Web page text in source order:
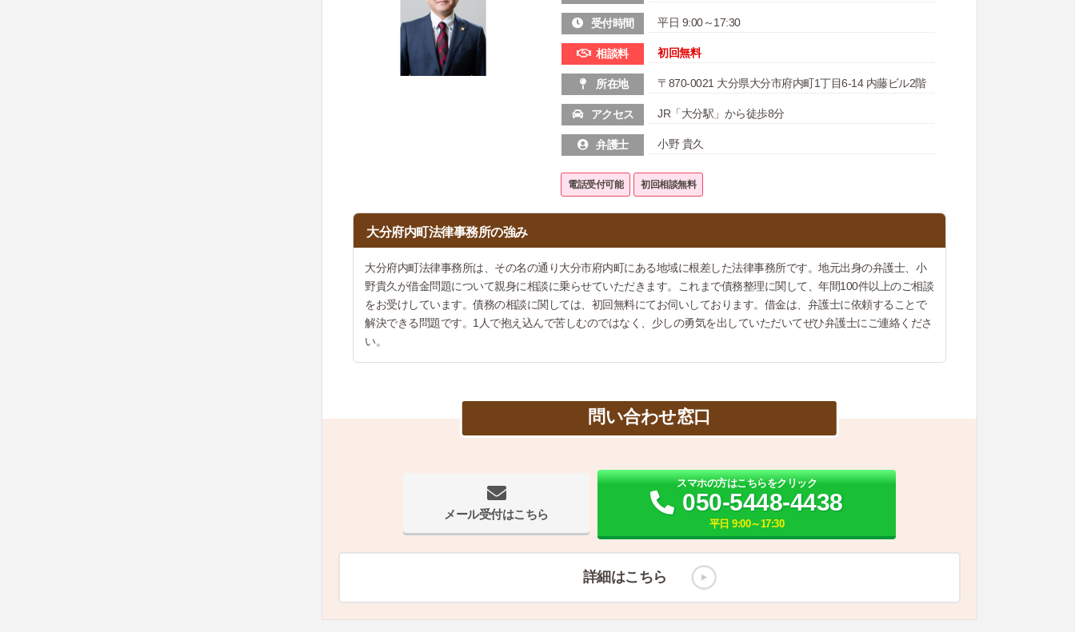
受付時間 平日 9:00～17:30
相談料 初回無料
所在地 〒870-0021 大分県大分市府内町1丁目6-14 内藤ビル2階
アクセス JR「大分駅」から徒歩8分
弁護士 小野 貴久
電話受付可能 初回相談無料
大分府内町法律事務所の強み
大分府内町法律事務所は、その名の通り大分市府内町にある地域に根差した法律事務所です。地元出身の弁護士、小
野貴久が借金問題について親身に相談に乗らせていただきます。これまで債務整理に関して、年間100件以上のご相談
をお受けしています。債務の相談に関しては、初回無料にてお伺いしております。借金は、弁護士に依頼することで
解決できる問題です。1人で抱え込んで苦しむのではなく、少しの勇気を出していただいてぜひ弁護士にご連絡くださ
い。
問い合わせ窓口
メール受付はこちら
スマホの方はこちらをクリック
050-5448-4438
平日 9:00～17:30
詳細はこちら